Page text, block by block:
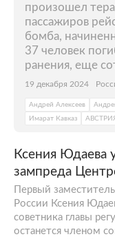
произошел
пассажиров
бомба,
37 человек
ранения, еще
19 декабря 2024
Андрей Алексеев
Имарат Кавказ
Ксения Юдаева
зампреда
Первый
России Ксения
советника главы
останется членом